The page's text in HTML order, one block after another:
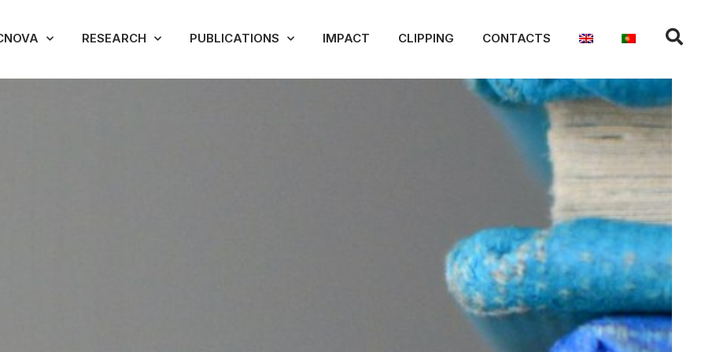
RESEARCH PUBLICATIONS IMPACT CLIPPING CONTACTS